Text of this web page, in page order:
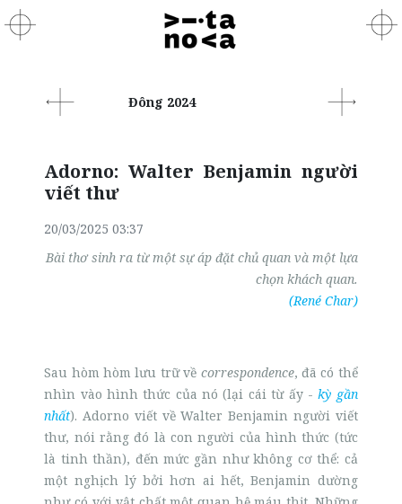
Đông 2024
Adorno: Walter Benjamin người
viết thư
20/03/2025 03:37
Bài thơ sinh ra từ một sự áp đặt chủ quan và một lựa
chọn khách quan.
(René Char)
Sau hòm hòm lưu trữ về correspondence, đã có thể
nhìn vào hình thức của nó (lại cái từ ấy - kỳ gần
nhất). Adorno viết về Walter Benjamin người viết
thư, nói rằng đó là con người của hình thức (tức
là tinh thần), đến mức gần như không cơ thể: cả
một nghịch lý bởi hơn ai hết, Benjamin dường